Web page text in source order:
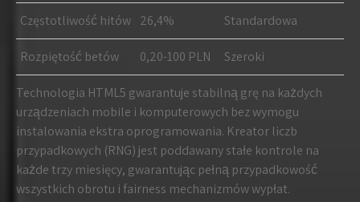
Częstotliwość hitów 26,4% Standardowa
Rozpiętość betów 0,20-100 PLN Szeroki
Technologia HTML5 gwarantuje stabilną grę na każdych
urządzeniach mobile i komputerowych bez wymogu
instalowania ekstra oprogramowania. Kreator liczb
przypadkowych (RNG) jest poddawany stałe kontrole na
każde trzy miesięcy, gwarantując pełną przypadkowość
wszystkich obrotu i fairness mechanizmów wypłat.